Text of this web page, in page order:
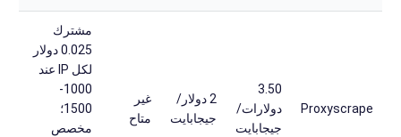
Proxyscrape
3.50
دولارات/
جيجابايت
2 دولار/
جيجابايت
غير
متاح
مشترك
0.025 دولار
لكل IP عند
1000-
1500؛
مخصص